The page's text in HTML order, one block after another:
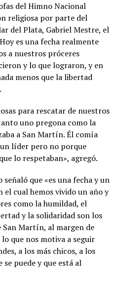
del Himno Nacional
religiosa por parte del
del Plata, Gabriel Mestre, el
es una fecha realmente
a nuestros próceres
y lo que lograron, y en
menos que la libertad
para rescatar de nuestros
uno pregona como la
a San Martín. Él comía
líder pero no porque
lo respetaban», agregó.
que «es una fecha y un
el cual hemos vivido un año y
como la humildad, el
y la solidaridad son los
San Martín, al margen de
que nos motiva a seguir
a los más chicos, a los
se puede y que está al